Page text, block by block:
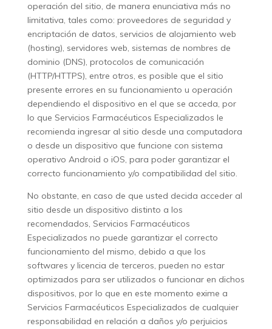
operación del sitio, de manera enunciativa más no
limitativa, tales como: proveedores de seguridad y
encriptación de datos, servicios de alojamiento web
(hosting), servidores web, sistemas de nombres de
dominio (DNS), protocolos de comunicación
(HTTP/HTTPS), entre otros, es posible que el sitio
presente errores en su funcionamiento u operación
dependiendo el dispositivo en el que se acceda, por
lo que Servicios Farmacéuticos Especializados le
recomienda ingresar al sitio desde una computadora
o desde un dispositivo que funcione con sistema
operativo Android o iOS, para poder garantizar el
correcto funcionamiento y/o compatibilidad del sitio.
No obstante, en caso de que usted decida acceder al
sitio desde un dispositivo distinto a los
recomendados, Servicios Farmacéuticos
Especializados no puede garantizar el correcto
funcionamiento del mismo, debido a que los
softwares y licencia de terceros, pueden no estar
optimizados para ser utilizados o funcionar en dichos
dispositivos, por lo que en este momento exime a
Servicios Farmacéuticos Especializados de cualquier
responsabilidad en relación a daños y/o perjuicios